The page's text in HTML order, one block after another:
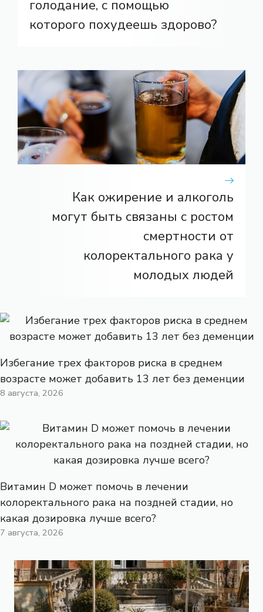
голодание, с помощью
которого похудеешь здорово?
Как ожирение и алкоголь
могут быть связаны с ростом
смертности от
колоректального рака у
молодых людей
Избегание трех факторов риска в среднем
возрасте может добавить 13 лет без деменции
8 августа, 2026
Витамин D может помочь в лечении
колоректального рака на поздней стадии, но
какая дозировка лучше всего?
7 августа, 2026